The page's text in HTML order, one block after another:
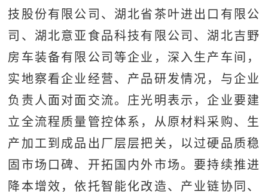
技股份有限公司、湖北省茶叶进出口有限公
司、湖北意亚食品科技有限公司、湖北吉野
房车装备有限公司等企业，深入生产车间，
实地察看企业经营、产品研发情况，与企业
负责人面对面交流。庄光明表示，企业要建
立全流程质量管控体系，从原材料采购、生
产加工到成品出厂层层把关，以过硬品质稳
固市场口碑、开拓国内外市场。要持续推进
降本增效，依托智能化改造、产业链协同、